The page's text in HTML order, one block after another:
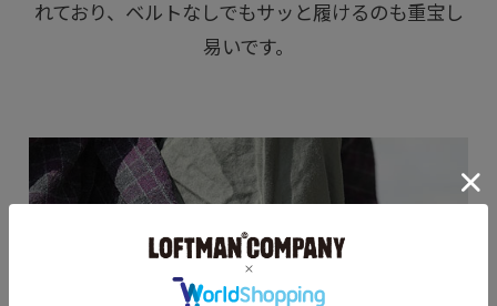
れており、ベルトなしでもサッと履けるのも重宝し
易いです。